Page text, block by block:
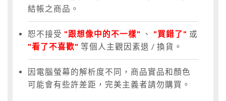
結帳之商品。
恕不接受 "跟想像中的不一樣" 、 "買錯了" 或
"看了不喜歡" 等個人主觀因素退 / 換貨。
因電腦螢幕的解析度不同，商品實品和顏色
可能會有些許差距，完美主義者請勿購買。